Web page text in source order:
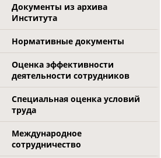
Документы из архива
Института
Нормативные документы
Оценка эффективности
деятельности сотрудников
Специальная оценка условий
труда
Международное
сотрудничество